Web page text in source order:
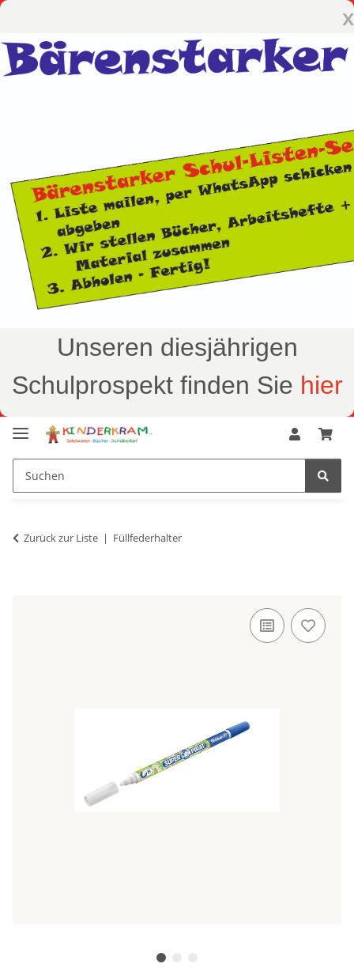
x
Unseren diesjährigen
Schulprospekt finden Sie hier
Zurück zur Liste Füllfederhalter